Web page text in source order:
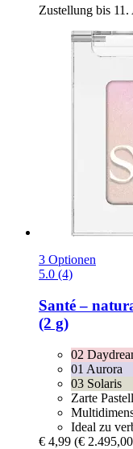
Zustellung bis 11.
3 Optionen
5.0 (4)
Santé –
(2 g)
02
01 Aurora
03 Solaris
Zarte
Ideal zu
€ 4,99 (€